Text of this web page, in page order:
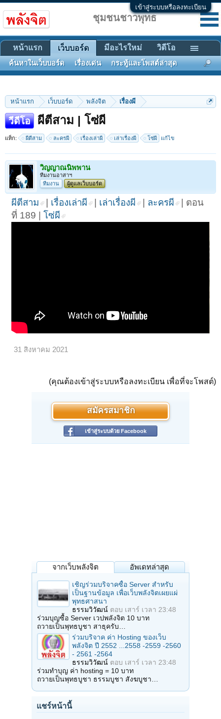
เข้าสู่ระบบหรือลงทะเบียน
หน้าแรก เว็บบอร์ด พลังจิต เรื่องผี
วีดีโอ ผีตีสาม | โซ่ผี
แท็ก: ผีตีสาม ละครผี เรื่องเล่าผี เล่าเรื่องผี โซ่ผี แก้ไข
วิญญาณนิพพาน
ทีมงานอาสาฯ
ทีมงาน
ผู้ดูแลเว็บบอร์ด
ผีตีสาม เรื่องเล่าผี เล่าเรื่องผี ละครผี
| ตอน
ที่ 189 |โซ่ผี
31 สิงหาคม 2021
(คุณต้องเข้าสู่ระบบหรือลงทะเบียน เพื่อที่จะโพสต์)
สมัครสมาชิก
เข้าสู่ระบบด้วย Facebook
จากเว็บพลังจิต อัพเดทล่าสุด
เชิญร่วมบริจาคซื้อ Server สำหรับ
เป็นฐานข้อมูล เพื่อเว็บพลังจิตเผยแผ่
พุทธศาสนา
ธรรมวิวัฒน์ ตอบ เสาร์ เวลา 23:48
ร่วมบุญซื้อ Server เวปพลังจิต 10 บาท
ถวายเป็นพุทธบูชา สาธุครับ…
ร่วมบริจาค ค่า Hosting ของเว็บ
พลังจิต ปี 2552 ...2558 -2559 -2560
- 2561 -2564
ธรรมวิวัฒน์ ตอบ เสาร์ เวลา 23:48
ร่วมทำบุญ ค่า hosting = 10 บาท
ถวายเป็นพุทธบูชา ธรรมบูชา สังฆบูชา…
แชร์หน้านี้
ชุมชนชาวพุทธ
หน้าแรก เว็บบอร์ด
ค้นหาในเว็บบอร์ด เรื่องเด่น กระทู้และโพสต์ล่าสุด
มีอะไรใหม่ วิดีโอ